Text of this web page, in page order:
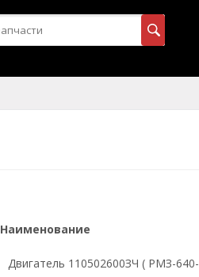
Наименование
Двигатель 110502600ЗЧ ( РМЗ-